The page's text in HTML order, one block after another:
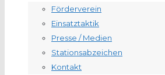
Förderverein
Einsatztaktik
Presse / Medien
Stationsabzeichen
Kontakt